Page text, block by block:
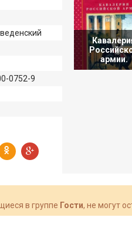
0752-9
армии.
в группе Гости, не могут